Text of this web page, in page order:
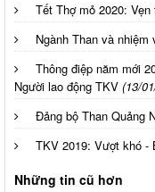
Tết Thợ mỏ 2020:
Ngành Than và nhiệm
Thông điệp năm mới
Người lao động TKV (13/
Đảng bộ Than Quảng
TKV 2019: Vượt khó -
Những tin cũ hơn